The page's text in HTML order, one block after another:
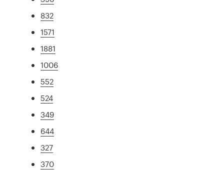
832
1571
1881
1006
552
524
349
644
327
370